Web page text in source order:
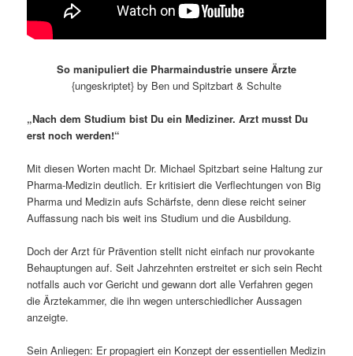
So manipuliert die Pharmaindustrie unsere Ärzte
{ungeskriptet} by Ben und Spitzbart & Schulte
„Nach dem Studium bist Du ein Mediziner. Arzt musst Du
erst noch werden!“
Mit diesen Worten macht Dr. Michael Spitzbart seine Haltung zur
Pharma-Medizin deutlich. Er kritisiert die Verflechtungen von Big
Pharma und Medizin aufs Schärfste, denn diese reicht seiner
Auffassung nach bis weit ins Studium und die Ausbildung.
Doch der Arzt für Prävention stellt nicht einfach nur provokante
Behauptungen auf. Seit Jahrzehnten erstreitet er sich sein Recht
notfalls auch vor Gericht und gewann dort alle Verfahren gegen
die Ärztekammer, die ihn wegen unterschiedlicher Aussagen
anzeigte.
Sein Anliegen: Er propagiert ein Konzept der essentiellen Medizin